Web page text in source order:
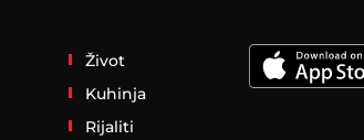
Život
Kuhinja
Rijaliti